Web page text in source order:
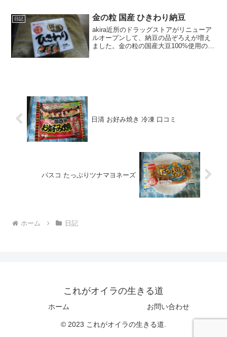
紹介するよ！マルちゃん 麺づくり シー
フ...
日記 金の粒 国産 ひきわり納豆
akira近所のドラッグストアがリニューア
ルオープンして、納豆の品ぞろえが増え
ました。金の粒の国産大豆100%使用の
日清 お好み焼き 冷凍 口コミ
パスコ たっぷりツナマヨネーズ
ホーム 日記
これがオイラの生きる道
ホーム お問い合わせ
© 2023 これがオイラの生きる道.